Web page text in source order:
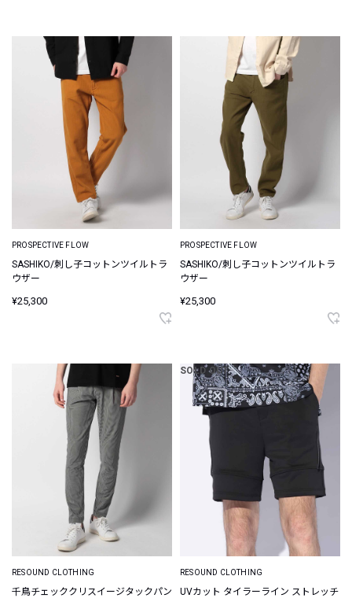
PROSPECTIVE FLOW
SASHIKO/刺し子コットンツイルトラ
ウザー
¥25,300
PROSPECTIVE FLOW
SASHIKO/刺し子コットンツイルトラ
ウザー
¥25,300
RESOUND CLOTHING
千鳥チェッククリスイージタックパン
SOLD OUT
RESOUND CLOTHING
UVカット タイラーライン ストレッチ